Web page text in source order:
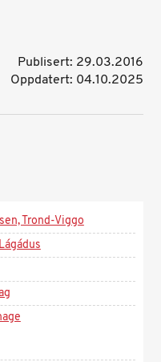
Publisert: 29.03.2016
Oppdatert: 04.10.2025
Trond-Viggo